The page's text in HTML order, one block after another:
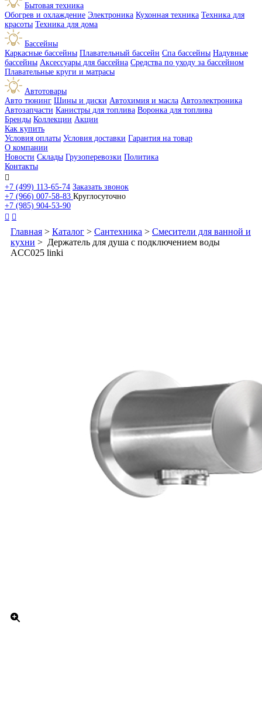
Бытовая техника
Обогрев и охлаждение Электроника Кухонная техника Техника для
красоты Техника для дома
Бассейны
Каркасные бассейны Плавательный бассейн Спа бассейны Надувные
бассейны Аксессуары для бассейна Средства по уходу за бассейном
Плавательные круги и матрасы
Автотовары
Авто тюнинг Шины и диски Автохимия и масла Автоэлектроника
Автозапчасти Канистры для топлива Воронка для топлива
Бренды Коллекции Акции
Как купить
Условия оплаты Условия доставки Гарантия на товар
О компании
Новости Склады Грузоперевозки Политика
Контакты

+7 (499) 113-65-74 Заказать звонок
+7 (966) 007-58-83 Круглосуточно
+7 (985) 904-53-90
 
Главная > Каталог > Сантехника > Смесители для ванной и
кухни > Держатель для душа с подключением воды
ACC025 linki